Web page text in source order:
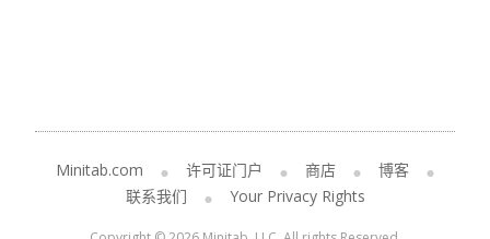
Minitab.com 许可证门户 商店
博客
联系我们
Your Privacy Rights